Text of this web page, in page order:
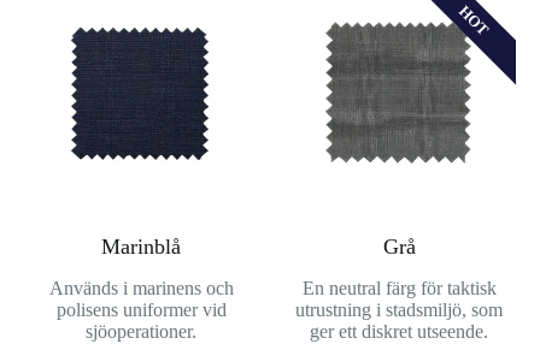
Marinblå
Används i marinens och
polisens uniformer vid
sjöoperationer.
HOT
Grå
En neutral färg för taktisk
utrustning i stadsmiljö, som
ger ett diskret utseende.